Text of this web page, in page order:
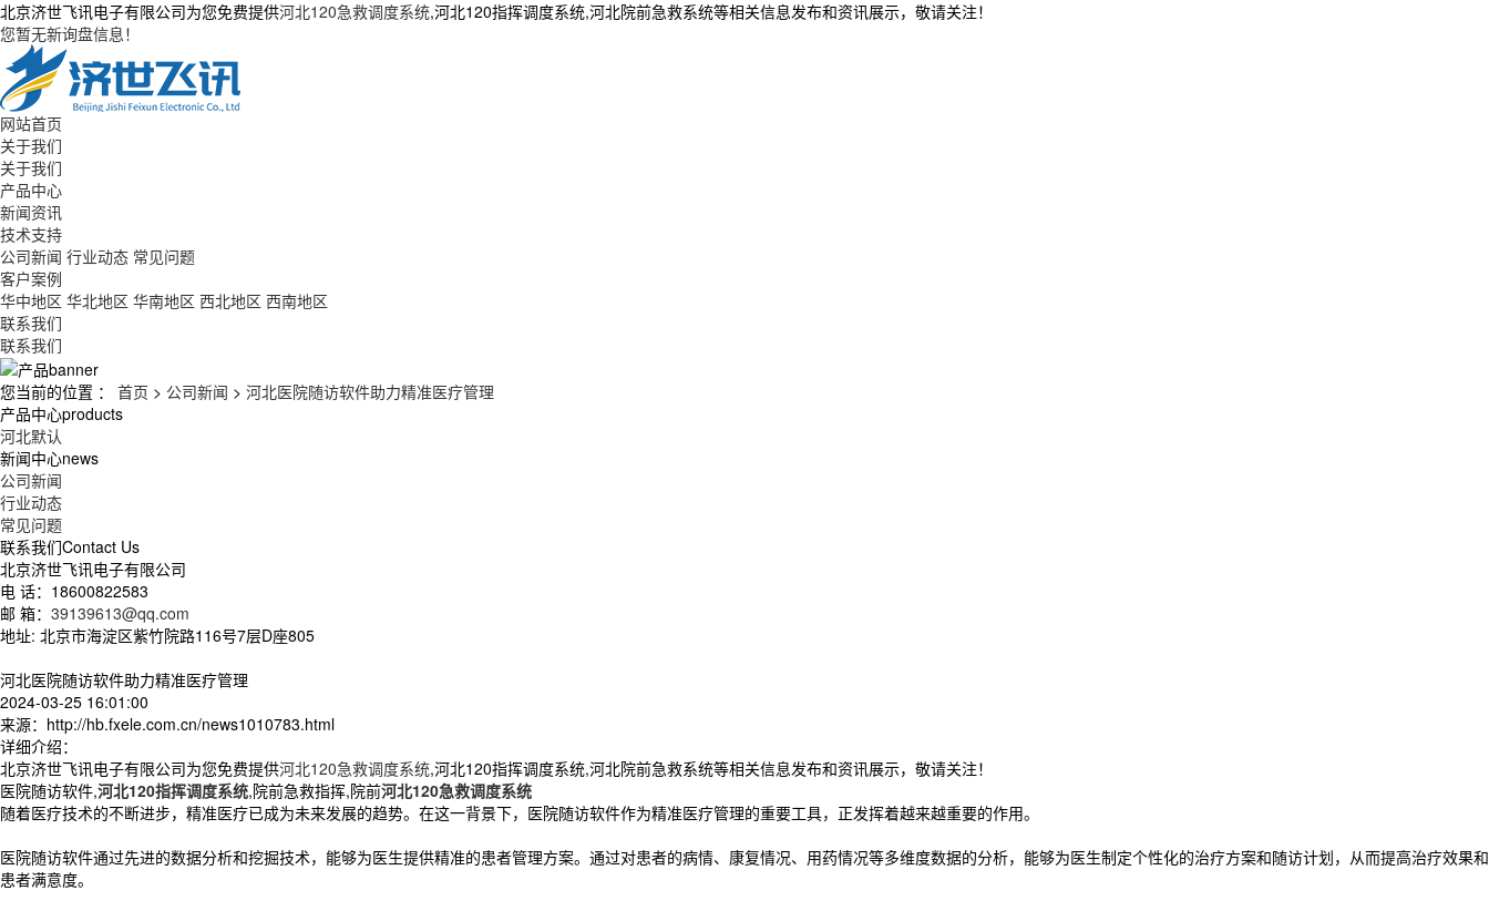
北京济世飞讯电子有限公司为您免费提供河北120急救调度系统,河北120指挥调度系统,河北院前急救系统等相关信息发布和资讯展示，敬请关注！
您暂无新询盘信息！
网站首页
关于我们
关于我们
产品中心
新闻资讯
技术支持
公司新闻 行业动态 常见问题
客户案例
华中地区 华北地区 华南地区 西北地区 西南地区
联系我们
联系我们
您当前的位置 ： 首页 > 公司新闻 > 河北医院随访软件助力精准医疗管理
产品中心products
河北默认
新闻中心news
公司新闻
行业动态
常见问题
联系我们Contact Us
北京济世飞讯电子有限公司
电 话：18600822583
邮 箱： 39139613@qq.com
地址: 北京市海淀区紫竹院路116号7层D座805
河北医院随访软件助力精准医疗管理
2024-03-25 16:01:00
来源：http://hb.fxele.com.cn/news1010783.html
详细介绍：
北京济世飞讯电子有限公司为您免费提供河北120急救调度系统,河北120指挥调度系统,河北院前急救系统等相关信息发布和资讯展示，敬请关注！
医院随访软件,河北120指挥调度系统,院前急救指挥,院前河北120急救调度系统
随着医疗技术的不断进步，精准医疗已成为未来发展的趋势。在这一背景下，医院随访软件作为精准医疗管理的重要工具，正发挥着越来越重要的作用。
医院随访软件通过先进的数据分析和挖掘技术，能够为医生提供精准的患者管理方案。通过对患者的病情、康复情况、用药情况等多维度数据的分析，能够为医生制定个性化的治疗方案和随访计划，从而提高治疗效果和
患者满意度。